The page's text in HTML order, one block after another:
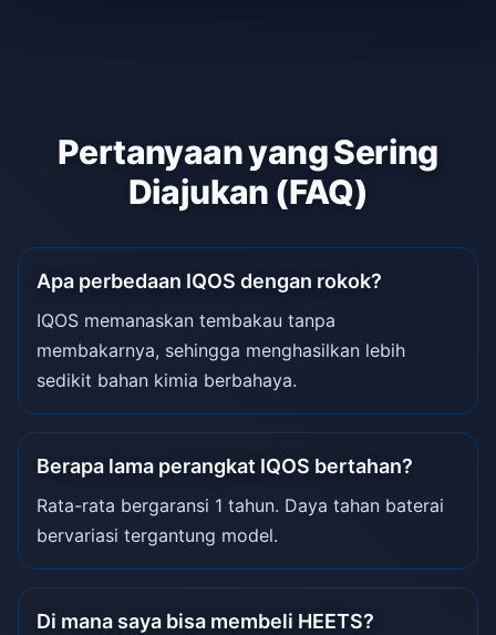
Pertanyaan yang Sering
Diajukan (FAQ)
Apa perbedaan IQOS dengan rokok?
IQOS memanaskan tembakau tanpa
membakarnya, sehingga menghasilkan lebih
sedikit bahan kimia berbahaya.
Berapa lama perangkat IQOS bertahan?
Rata-rata bergaransi 1 tahun. Daya tahan baterai
bervariasi tergantung model.
Di mana saya bisa membeli HEETS?